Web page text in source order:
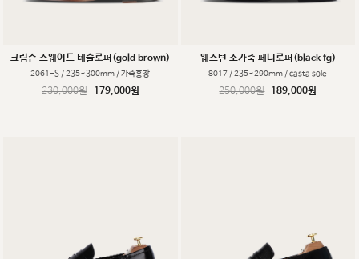
크림슨 스웨이드 테슬로퍼(gold brown)
2061-S / 235~300mm / 가죽홍창
230,000원 179,000원
웨스턴 소가죽 페니로퍼(black fg)
8017 / 235~290mm / casta sole
250,000원 189,000원